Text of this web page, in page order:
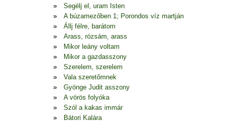
Segélj el, uram Isten
A búzamezőben 1; Porondos víz martján
Állj félre, barátom
Arass, rózsám, arass
Mikor leány voltam
Mikor a gazdasszony
Szerelem, szerelem
Vala szeretőmnek
Gyönge Judit asszony
A vörös folyóka
Szól a kakas immár
Bátori Kalára